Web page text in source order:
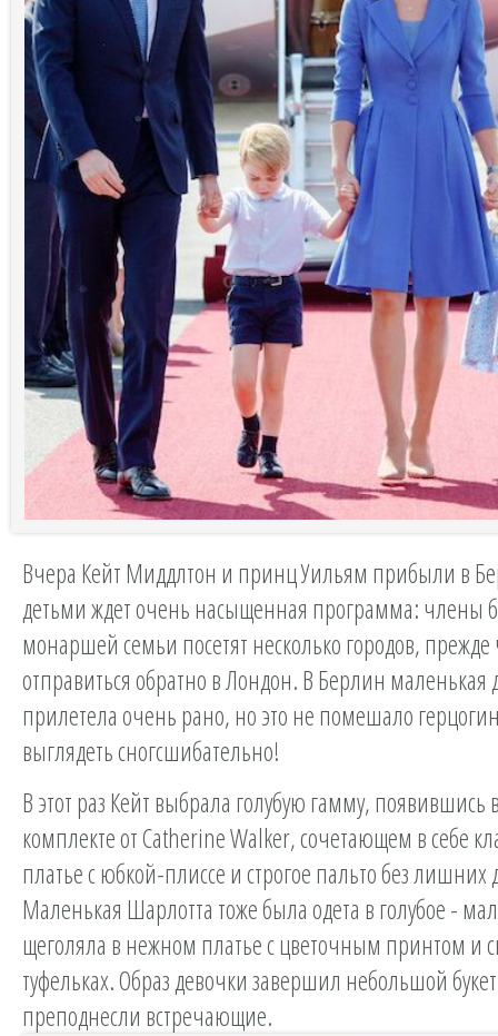
Вчера Кейт Миддлтон и принц Уильям прибыли в
детьми ждет очень насыщенная программа: члены
монаршей семьи посетят несколько городов,
отправиться обратно в Лондон. В Берлин маленькая
прилетела очень рано, но это не помешало
выглядеть сногсшибательно!
В этот раз Кейт выбрала голубую гамму, появившись
комплекте от Catherine Walker, сочетающем в себе
платье с юбкой-плиссе и строгое пальто без лишних
Маленькая Шарлотта тоже была одета в голубое -
щеголяла в нежном платье с цветочным принтом и
туфельках. Образ девочки завершил небольшой
преподнесли встречающие.